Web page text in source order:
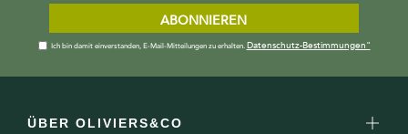
ABONNIEREN
Ich bin damit einverstanden, E-Mail-Mitteilungen zu erhalten. Datenschutz-Bestimmungen"
ÜBER OLIVIERS&CO